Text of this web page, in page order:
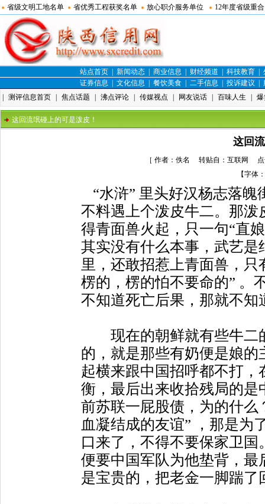
省级文明工地名单 省优秀工程获奖名单 放心职介服务单位 12年度省级重
站点首页 新闻动态 商业信息 财经频道 科技教育
证券信息
文化信息 餐饮美食 二手信息 投诉建议
测评信息首页 焦点话题 沸点评论 传媒视点 网友说话 百味人生
这回流氓碰上的可是泼皮！
这回
［ 作者：佚名 转贴自：互联网
【字体
“水浒” 里头好汉杨志落
不料遇上个泼皮牛二。那
得青面兽火起，只一句“直
其实没有什么本事，武艺
里，还敢招惹上青面兽，
楞的，楞的怕不要命的” 。
不知道死亡后果，那就不知
现在的朝鲜就有些牛二
的，就是那些有奶便是娘
起横来跟中国招呼都不打
衡，最后出来收拾残局的
前苏联一屁股债，为的什
血凝结成的友谊” ，那是为
口来了，不得不要保家卫
便要中国军队为他垫背，
是宝贵的，把老金一脚踹了